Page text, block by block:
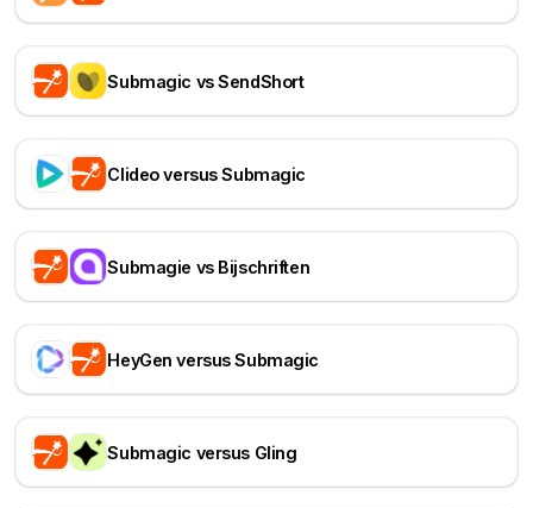
Submagic vs SendShort
Clideo versus Submagic
Submagie vs Bijschriften
HeyGen versus Submagic
Submagic versus Gling